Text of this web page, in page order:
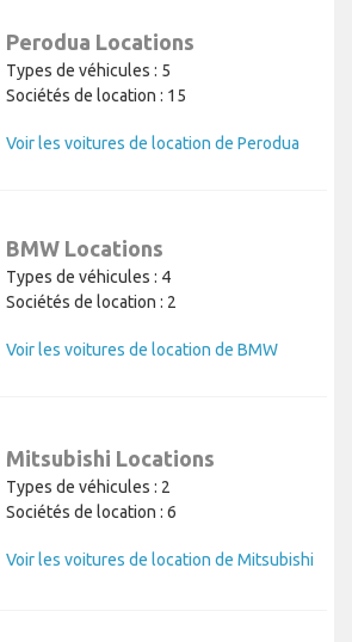
Perodua Locations
Types de véhicules : 5
Sociétés de location : 15
Voir les voitures de location de Perodua
BMW Locations
Types de véhicules : 4
Sociétés de location : 2
Voir les voitures de location de BMW
Mitsubishi Locations
Types de véhicules : 2
Sociétés de location : 6
Voir les voitures de location de Mitsubishi